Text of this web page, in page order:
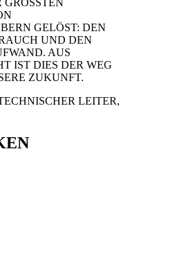
GELÖST: DEN
UND DEN
AUS
IST DIES DER WEG
ZUKUNFT.
LEITER,